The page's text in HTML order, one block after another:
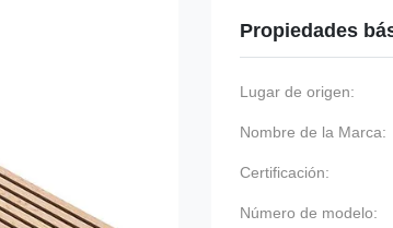
Propiedades
Lugar de origen:
Nombre de la Marca:
Certificación:
Número de modelo: